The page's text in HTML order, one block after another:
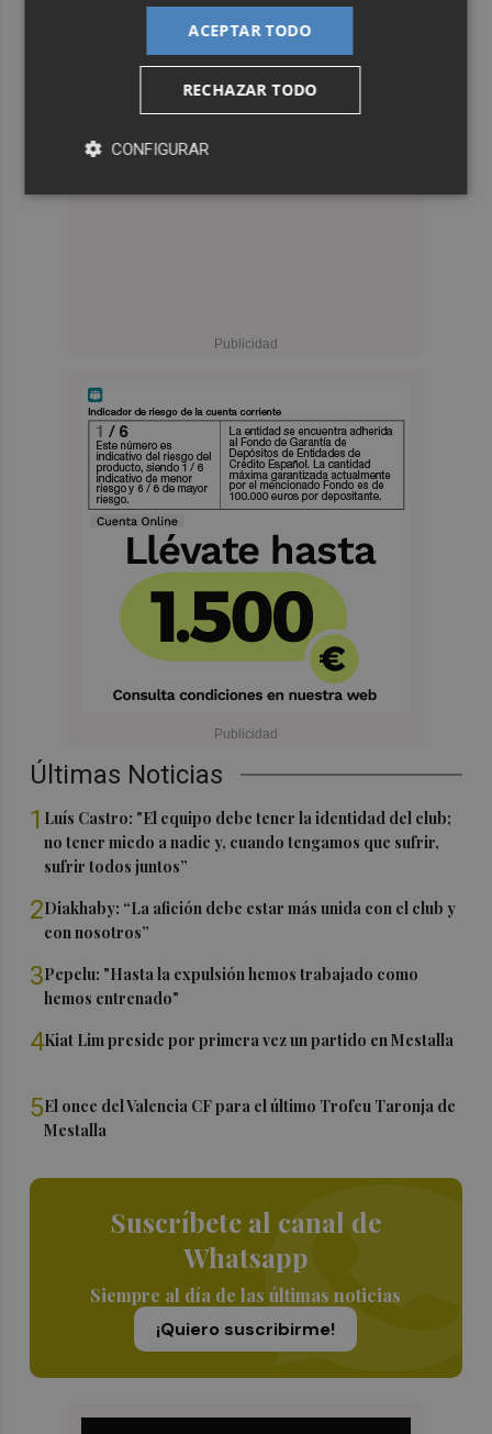
Últimas Noticias
1 Luís Castro: "El equipo debe tener la identidad del club;
no tener miedo a nadie y, cuando tengamos que sufrir,
sufrir todos juntos”
2Diakhaby: “La afición debe estar más unida con el club y
con nosotros”
3Pepelu: "Hasta la expulsión hemos trabajado como
hemos entrenado"
4Kiat Lim preside por primera vez un partido en Mestalla
5El once del Valencia CF para el último Trofeu Taronja de
Mestalla
Suscríbete al canal de
Whatsapp
Siempre al día de las últimas noticias
¡Quiero suscribirme!
ACEPTAR TODO
RECHAZAR TODO
CONFIGURAR